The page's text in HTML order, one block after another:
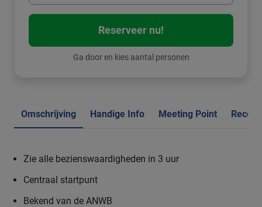
Reserveer nu!
Ga door en kies aantal personen
Omschrijving Handige Info Meeting Point
Zie alle bezienswaardigheden in 3 uur
Centraal startpunt
Bekend van de ANWB